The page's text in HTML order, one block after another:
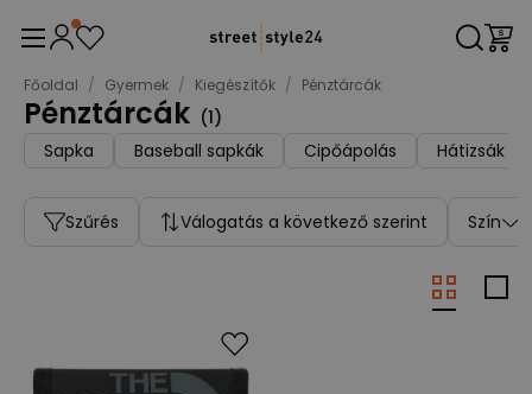
Főoldal / Gyermek / Kiegészítők / Pénztárcák
Pénztárcák (1)
Sapka
Baseball sapkák Cipőápolás Hátizsák
Szűrés Válogatás a következő szerint Szín